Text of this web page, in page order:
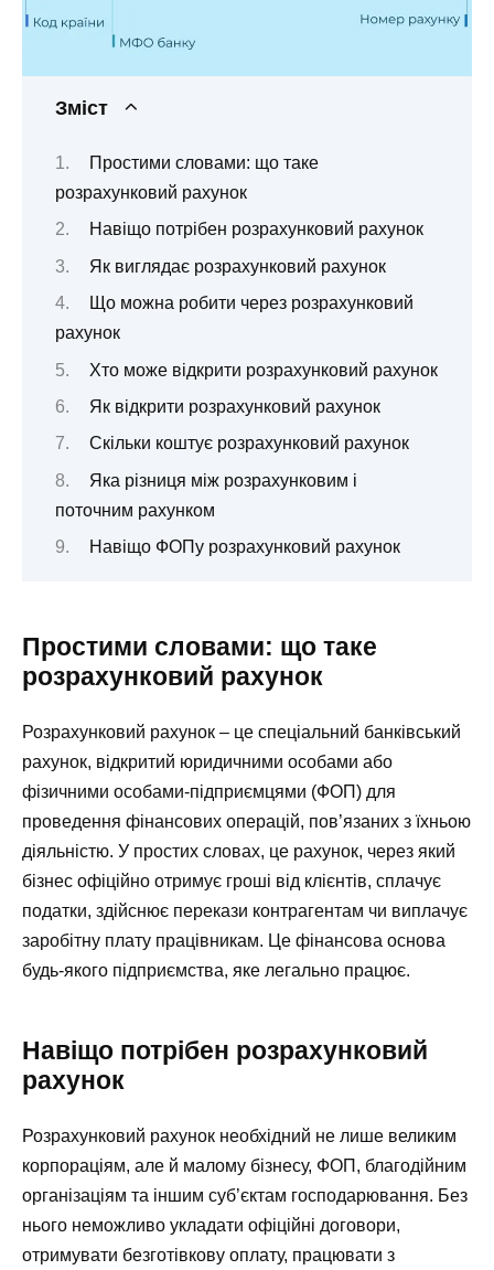
Зміст
Простими словами: що таке
розрахунковий рахунок
Навіщо потрібен розрахунковий рахунок
Як виглядає розрахунковий рахунок
Що можна робити через розрахунковий
рахунок
Хто може відкрити розрахунковий рахунок
Як відкрити розрахунковий рахунок
Скільки коштує розрахунковий рахунок
Яка різниця між розрахунковим і
поточним рахунком
Навіщо ФОПу розрахунковий рахунок
Простими словами: що таке
розрахунковий рахунок
Розрахунковий рахунок – це спеціальний банківський
рахунок, відкритий юридичними особами або
фізичними особами-підприємцями (ФОП) для
проведення фінансових операцій, пов’язаних з їхньою
діяльністю. У простих словах, це рахунок, через який
бізнес офіційно отримує гроші від клієнтів, сплачує
податки, здійснює перекази контрагентам чи виплачує
заробітну плату працівникам. Це фінансова основа
будь-якого підприємства, яке легально працює.
Навіщо потрібен розрахунковий
рахунок
Розрахунковий рахунок необхідний не лише великим
корпораціям, але й малому бізнесу, ФОП, благодійним
організаціям та іншим суб’єктам господарювання. Без
нього неможливо укладати офіційні договори,
отримувати безготівкову оплату, працювати з